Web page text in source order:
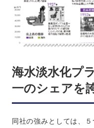
海水淡水化プ
一のシェアを
同社の強みとしては、